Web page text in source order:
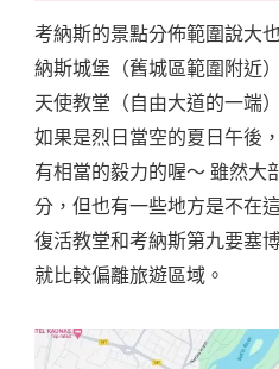
考納斯的景點分佈範圍說大
納斯城堡（舊城區範圍附近
天使教堂（自由大道的一端
如果是烈日當空的夏日午後
有相當的毅力的喔～ 雖然大
分，但也有一些地方是不在
復活教堂和考納斯第九要塞
就比較偏離旅遊區域。